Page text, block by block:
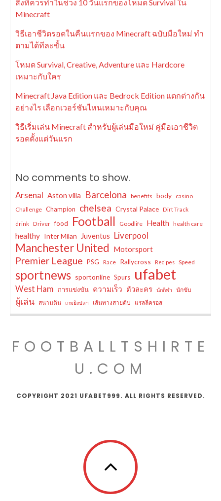
สิ่งที่ควรทำในช่วง 10 วันแรกของโหมด Survival ใน
Minecraft
วิธีเอาชีวิตรอดในคืนแรกของ Minecraft ฉบับมือใหม่ ทำ
ตามได้ทีละขั้น
โหมด Survival, Creative, Adventure และ Hardcore
เหมาะกับใคร
Minecraft Java Edition และ Bedrock Edition แตกต่างกัน
อย่างไร เลือกเวอร์ชันไหนเหมาะกับคุณ
วิธีเริ่มเล่น Minecraft สำหรับผู้เล่นมือใหม่ คู่มือเอาชีวิต
รอดตั้งแต่วันแรก
No comments to show.
Arsenal Aston villa Barcelona benefits body casino
Challenge Champion chelsea Crystal Palace Dirt Track
drink Driver food Football Goodlife Health health care
healthy Inter Milan Juventus Liverpool
Manchester United Motorsport
Premier League PSG Race Rallycross Recipes Speed
sportnews sportonline Spurs ufabet
West Ham การแข่งขัน ความเร็ว ตัวละคร นักกีฬา นักขับ
ผู้เล่น สนามดิน เกมยิงปลา เส้นทางสายดิบ แรลลีครอส
FOOTBALLTSHIRTE
U.COM
COPYRIGHT 2021 UFABET999. ALL RIGHTS RESERVED.